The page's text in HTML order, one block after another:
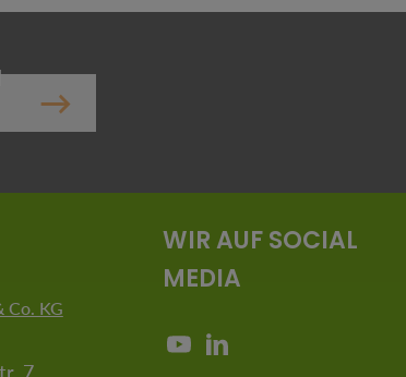
Co. KG
7
WIR AUF SOCIAL
MEDIA